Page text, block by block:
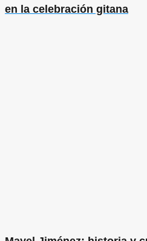
en la celebración gitana